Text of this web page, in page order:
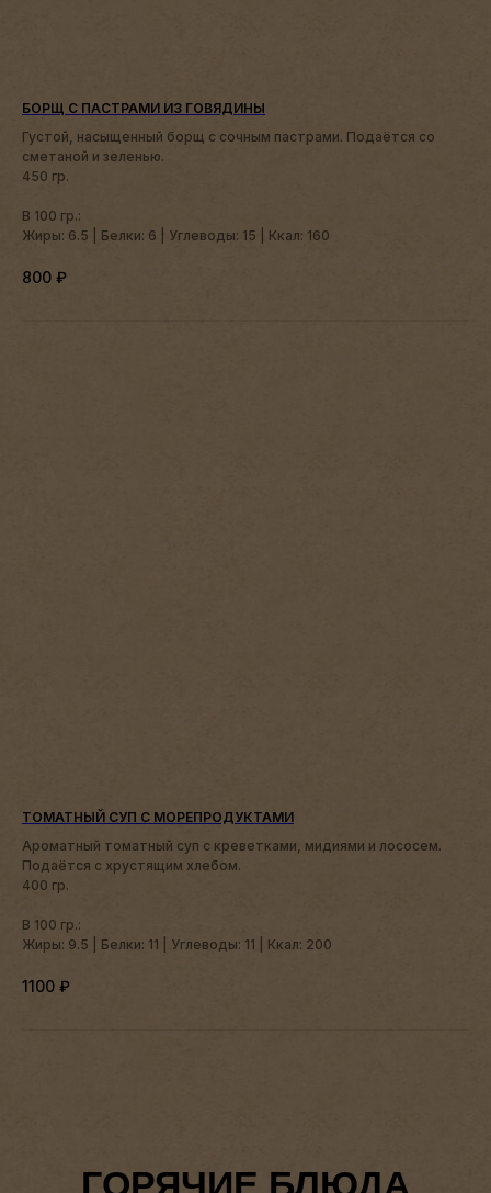
БОРЩ С ПАСТРАМИ ИЗ ГОВЯДИНЫ
Густой, насыщенный борщ с сочным пастрами. Подаётся со
сметаной и зеленью.
450 гр.
В 100 гр.:
Жиры: 6.5 | Белки: 6 | Углеводы: 15 | Ккал: 160
800 ₽
ТОМАТНЫЙ СУП С МОРЕПРОДУКТАМИ
Ароматный томатный суп с креветками, мидиями и лососем.
Подаётся с хрустящим хлебом.
400 гр.
В 100 гр.:
Жиры: 9.5 | Белки: 11 | Углеводы: 11 | Ккал: 200
1100 ₽
ГОРЯЧИЕ БЛЮДА